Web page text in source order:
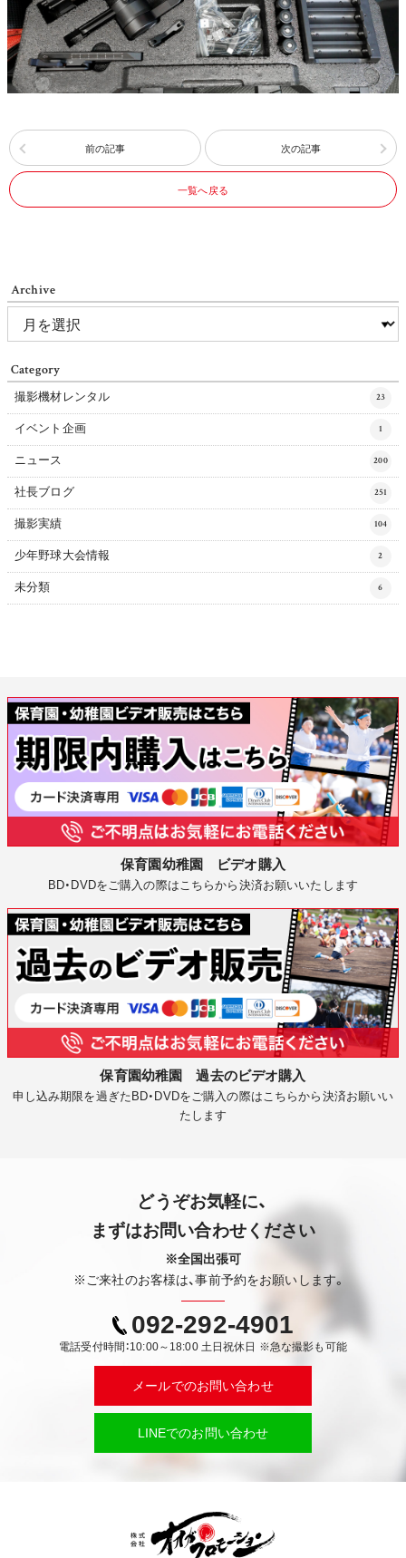
前の記事 次の記事
一覧へ戻る
Archive
Category
撮影機材レンタル 23
イベント企画 1
ニュース 200
社長ブログ 251
撮影実績 104
少年野球大会情報 2
未分類 6
保育園幼稚園 ビデオ購入
BD・DVDをご購入の際はこちらから決済お願いいたします
保育園幼稚園 過去のビデオ購入
申し込み期限を過ぎたBD・DVDをご購入の際はこちらから決済お願いい
たします
どうぞお気軽に、
まずはお問い合わせください
※全国出張可
※ご来社のお客様は、事前予約をお願いします。
092-292-4901
電話受付時間：10:00～18:00 土日祝休日 ※急な撮影も可能
メールでのお問い合わせ
LINEでのお問い合わせ